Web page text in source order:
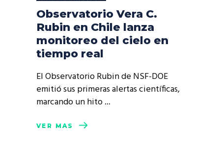
Observatorio Vera C.
Rubin en Chile lanza
monitoreo del cielo en
tiempo real
El Observatorio Rubin de NSF-DOE
emitió sus primeras alertas científicas,
marcando un hito
VER MÁS